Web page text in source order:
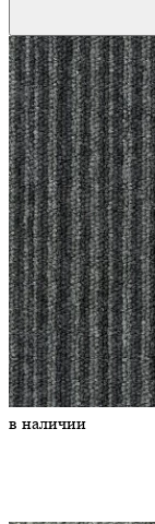
в наличии